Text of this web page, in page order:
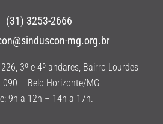
(31) 3253-2666
mg.org.br
3º e 4º andares, Bairro Lourdes
090 – Belo Horizonte/MG
9h a 12h – 14h a 17h.